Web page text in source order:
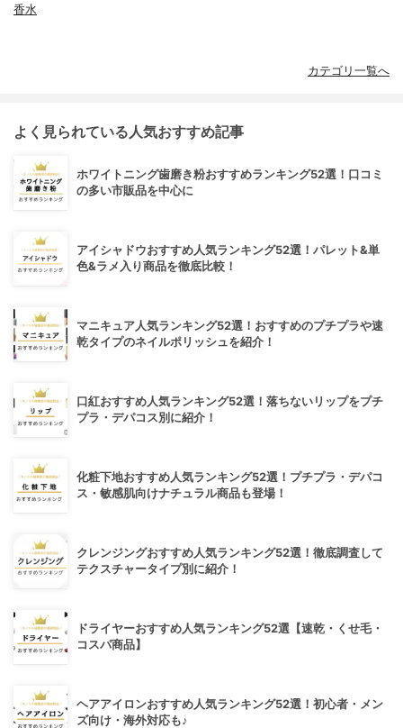
香水
カテゴリ一覧へ
よく見られている人気おすすめ記事
ホワイトニング歯磨き粉おすすめランキング52選！口コミ
の多い市販品を中心に
アイシャドウおすすめ人気ランキング52選！パレット&単
色&ラメ入り商品を徹底比較！
マニキュア人気ランキング52選！おすすめのプチプラや速
乾タイプのネイルポリッシュを紹介！
口紅おすすめ人気ランキング52選！落ちないリップをプチ
プラ・デパコス別に紹介！
化粧下地おすすめ人気ランキング52選！プチプラ・デパコ
ス・敏感肌向けナチュラル商品も登場！
クレンジングおすすめ人気ランキング52選！徹底調査して
テクスチャータイプ別に紹介！
ドライヤーおすすめ人気ランキング52選【速乾・くせ毛・
コスパ商品】
ヘアアイロンおすすめ人気ランキング52選！初心者・メン
ズ向け・海外対応も♪